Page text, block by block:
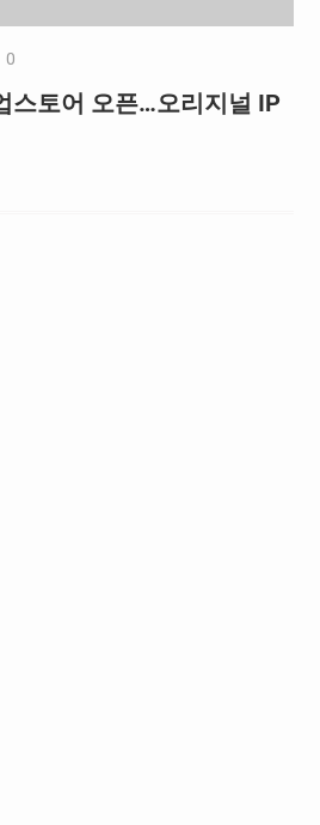
0
스토어 오픈…오리지널 IP